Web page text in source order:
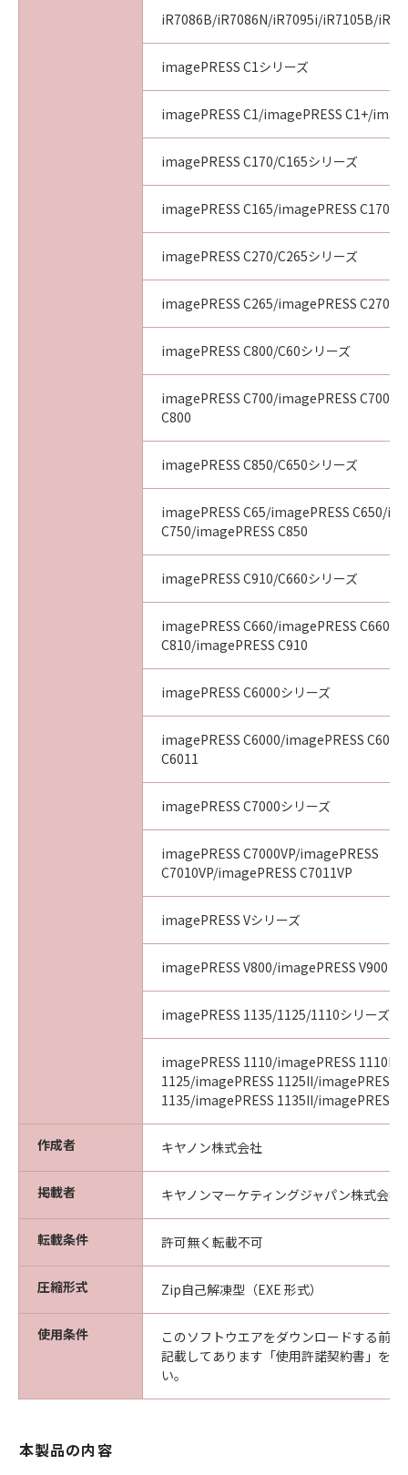
iR7086B/iR7086N/iR7095i/iR7105B/
imagePRESS C1シリーズ
imagePRESS C1/imagePRESS C1+/
imagePRESS C170/C165シリーズ
imagePRESS C165/imagePRESS C170
imagePRESS C270/C265シリーズ
imagePRESS C265/imagePRESS C270
imagePRESS C800/C60シリーズ
imagePRESS C700/imagePRESS C700L/
C800
imagePRESS C850/C650シリーズ
imagePRESS C65/imagePRESS C650/
C750/imagePRESS C850
imagePRESS C910/C660シリーズ
imagePRESS C660/imagePRESS
C810/imagePRESS C910
imagePRESS C6000シリーズ
imagePRESS C6000/imagePRESS
C6011
imagePRESS C7000シリーズ
imagePRESS C7000VP/imagePRESS
C7010VP/imagePRESS C7011VP
imagePRESS Vシリーズ
imagePRESS V800/imagePRESS V900
imagePRESS 1135/1125/1110シリーズ
imagePRESS 1110/imagePRESS 1110II/
1125/imagePRESS 1125II/imagePRESS
1135/imagePRESS 1135II/imagePRESS
作成者 キヤノン株式会社
掲載者 キヤノンマーケティングジャパン株式会社
転載条件 許可無く転載不可
圧縮形式 Zip自己解凍型（EXE 形式）
使用条件
このソフトウエアをダウンロードする前
記載してあります「使用許諾契約書」を
い。
本製品の内容